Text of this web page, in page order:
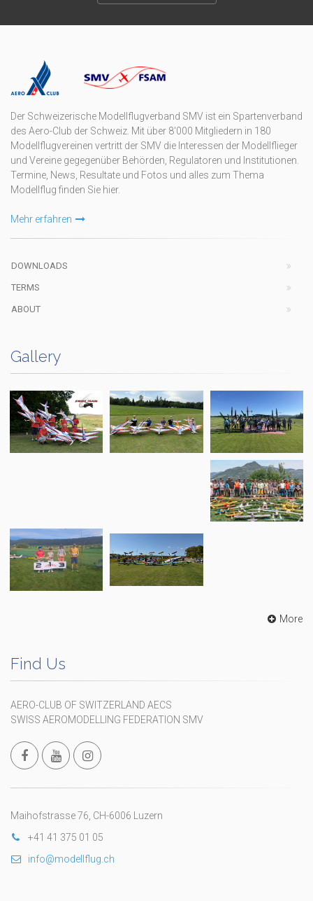
Der Schweizerische Modellflugverband SMV ist ein Spartenverband
des Aero-Club der Schweiz. Mit über 8'000 Mitgliedern in 180
Modellflugvereinen vertritt der SMV die Interessen der Modellflieger
und Vereine gegegenüber Behörden, Regulatoren und Institutionen.
Termine, News, Resultate und Fotos und alles zum Thema
Modellflug finden Sie hier.
Mehr erfahren
DOWNLOADS
TERMS
ABOUT
Gallery
More
Find Us
AERO-CLUB OF SWITZERLAND AECS
SWISS AEROMODELLING FEDERATION SMV
Maihofstrasse 76, CH-6006 Luzern
+41 41 375 01 05
info@modellflug.ch